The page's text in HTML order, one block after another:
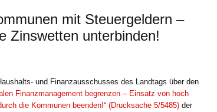
mit Steuergeldern –
Zinswetten unterbinden!
und Finanzausschusses des Landtags über den
Finanzmanagement begrenzen – Einsatz von hoch
die Kommunen beenden!“ (Drucksache 5/5485) der